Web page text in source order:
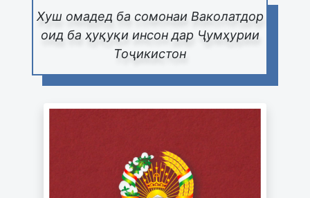
Хуш омадед ба сомонаи Ваколатдор
оид ба ҳуқуқи инсон дар Ҷумҳурии
Тоҷикистон